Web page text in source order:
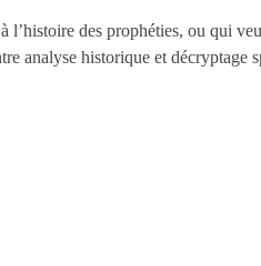
l’histoire des prophéties, ou qui
analyse historique et décryptage